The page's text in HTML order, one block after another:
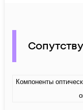
Компоненты